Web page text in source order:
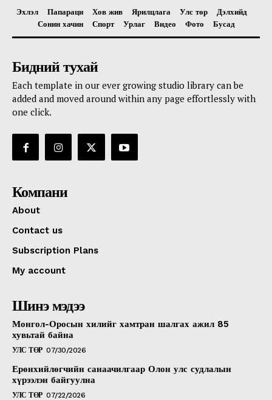
Эхлэл Папараци Хов жив Ярилцлага Улс төр
Дэлхийд
Сонин хачин
Спорт Урлаг Видео Фото Бусад
Бидний тухай
Each template in our ever growing studio library can be
added and moved around within any page effortlessly with
one click.
Компани
About
Contact us
Subscription Plans
My account
Шинэ мэдээ
Монгол-Оросын хилийг хамтран шалгах ажил 85
хувьтай байна
УЛС ТӨР 07/30/2026
Ерөнхийлөгчийн санаачилгаар Олон улс судлалын
хүрээлэн байгуулна
УЛС ТӨР 07/22/2026